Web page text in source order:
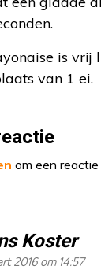
is vrij
van 1 ei.
om een
Koster
2016 om 14:57